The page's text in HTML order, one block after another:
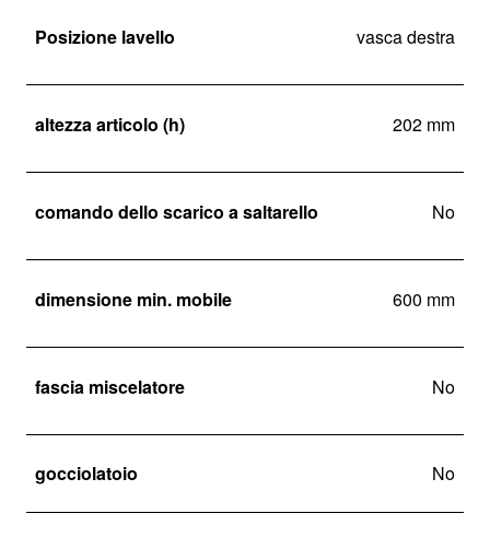
Posizione lavello vasca destra
altezza articolo (h) 202 mm
comando dello scarico a saltarello No
dimensione min. mobile 600 mm
fascia miscelatore No
gocciolatoio No